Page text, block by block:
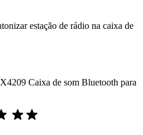
estação de rádio na caixa de
Caixa de som Bluetooth para